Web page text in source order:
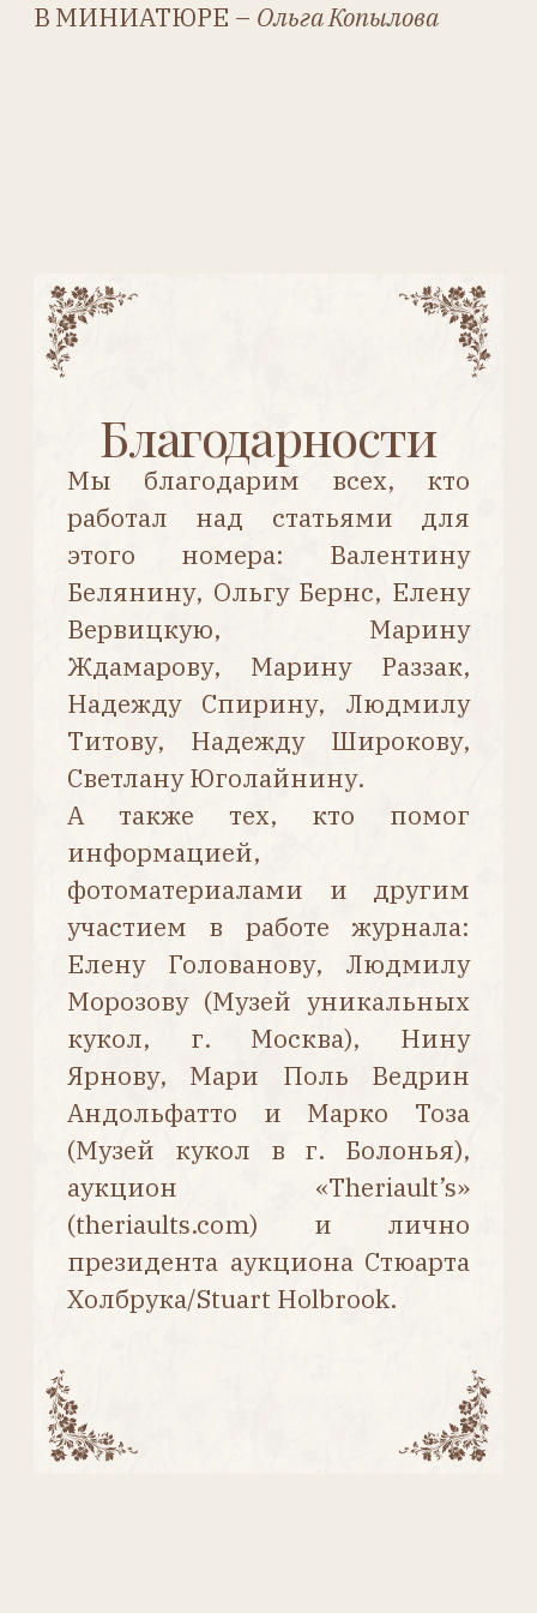
История этой знаменитой фабрики
насчитывает более полувека. 1920-
е и 1930-е годы можно смело
текстильных и, в частности,
войлочных кукол. Они лёгкие,
тактильно приятные, удобные
даже для самых маленьких
детских ручек, безопасные,
симпатичные, недорогие,
несложные в изготовлении. С 1936
года куклы «Рейналь» были
самыми дорогими в парижских
каталогах игрушек. Они стоили
больше, чем куклы с фарфоровыми
головами.
Кукла в костюме для конфирмации